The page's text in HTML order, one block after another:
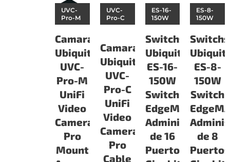
Camaras
Ubiquiti
UVC-
Pro-M
UniFi
Video
Camera
Pro
Mount
UVC-
Pro-M
Camaras
Ubiquiti
UVC-
Pro-C
UniFi
Video
Camera
Pro
Cable
UVC-
Pro-C
Switchs
Ubiquiti
ES-16-
150W
Switch
EdgeMAX
Administrable
de 16
Puertos
ES-16-
150W
Switchs
Ubiquiti
ES-8-
150W
Switch
de 8
Puertos
ES-8-
150W